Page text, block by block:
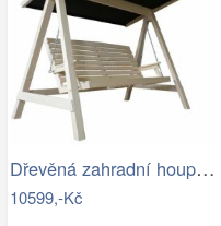
Dřevěná zahradní houpačka Lucas pro 4…
10599,-Kč